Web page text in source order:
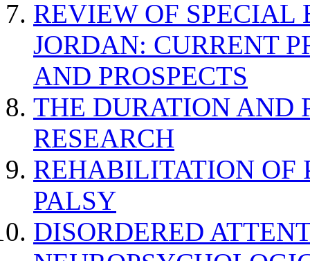
REVIEW OF SPECIAL
JORDAN: CURRENT
AND PROSPECTS
THE DURATION AND
RESEARCH
REHABILITATION OF
PALSY
DISORDERED